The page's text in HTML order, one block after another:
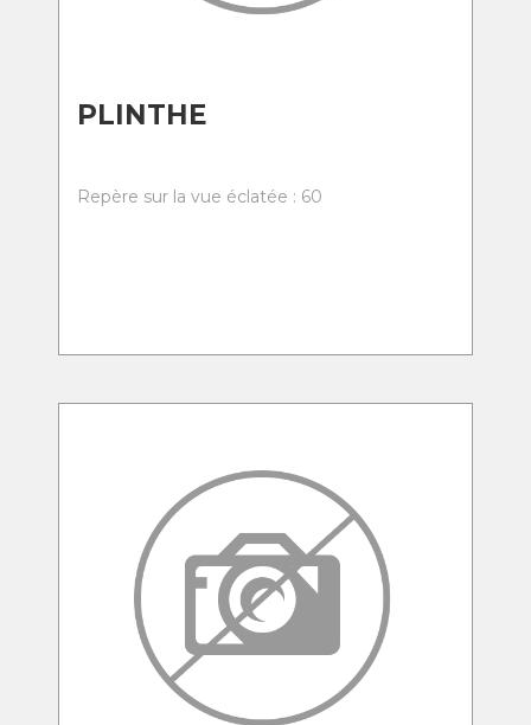
PLINTHE
Repère sur la vue éclatée : 60